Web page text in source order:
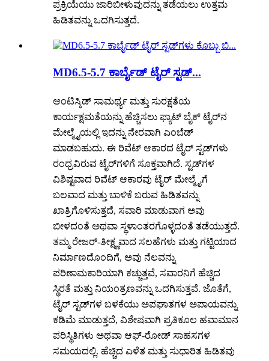
ಪ್ರಕ್ರಿಯೆಯು ಜಾರಿಬೀಳುವುದನ್ನು ತಡೆಯಲು ಉತ್ತಮ
ಹಿಡಿತವನ್ನು ಒದಗಿಸುತ್ತದೆ.
MD6.5-5.7 ಕಾರ್ಬೈಡ್ ಟೈರ್ ಸ್ಟಡ್...
ಆಂಟಿಸ್ಕಿಡ್ ಸಾಮರ್ಥ್ಯ ಮತ್ತು ಸುರಕ್ಷತೆಯ
ಕಾರ್ಯಕ್ಷಮತೆಯನ್ನು ಹೆಚ್ಚಿಸಲು ಫ್ಯಾಟ್ ಬೈಕ್ ಟೈರ್‌ನ
ಮೇಲ್ಮೈಯಲ್ಲಿ ಇದನ್ನು ನೇರವಾಗಿ ಎಂಬೆಡ್
ಮಾಡಬಹುದು. ಈ ರಿವೆಟ್ ಆಕಾರದ ಟೈರ್ ಸ್ಟಡ್‌ಗಳು
ರಂಧ್ರವಿರುವ ಟೈರ್‌ಗಳಿಗೆ ಸೂಕ್ತವಾಗಿದೆ. ಸ್ಟಡ್‌ಗಳ
ವಿಶಿಷ್ಟವಾದ ರಿವೆಟ್ ಆಕಾರವು ಟೈರ್ ಮೇಲ್ಮೈಗೆ
ಬಲವಾದ ಮತ್ತು ಬಾಳಿಕೆ ಬರುವ ಹಿಡಿತವನ್ನು
ಖಾತ್ರಿಗೊಳಿಸುತ್ತದೆ, ಸವಾರಿ ಮಾಡುವಾಗ ಅವು
ಬೀಳದಂತೆ ಅಥವಾ ಸ್ಥಳಾಂತರಗೊಳ್ಳದಂತೆ ತಡೆಯುತ್ತದೆ.
ತಮ್ಮ ರೇಜರ್-ತೀಕ್ಷ್ಣವಾದ ಸಲಹೆಗಳು ಮತ್ತು ಗಟ್ಟಿಯಾದ
ನಿರ್ಮಾಣದೊಂದಿಗೆ, ಅವು ನೆಲವನ್ನು
ಪರಿಣಾಮಕಾರಿಯಾಗಿ ಕಚ್ಚುತ್ತವೆ, ಸವಾರನಿಗೆ ಹೆಚ್ಚಿದ
ಸ್ಥಿರತೆ ಮತ್ತು ನಿಯಂತ್ರಣವನ್ನು ಒದಗಿಸುತ್ತವೆ. ಜೊತೆಗೆ,
ಟೈರ್ ಸ್ಟಡ್‌ಗಳ ಬಳಕೆಯು ಅಪಘಾತಗಳ ಅಪಾಯವನ್ನು
ಕಡಿಮೆ ಮಾಡುತ್ತದೆ, ವಿಶೇಷವಾಗಿ ಪ್ರತಿಕೂಲ ಹವಾಮಾನ
ಪರಿಸ್ಥಿತಿಗಳು ಅಥವಾ ಆಫ್-ರೋಡ್ ಸಾಹಸಗಳ
ಸಮಯದಲ್ಲಿ. ಹೆಚ್ಚಿದ ಎಳೆತ ಮತ್ತು ಸುಧಾರಿತ ಹಿಡಿತವು